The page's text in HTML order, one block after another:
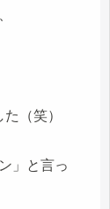
（笑）
」と言っ